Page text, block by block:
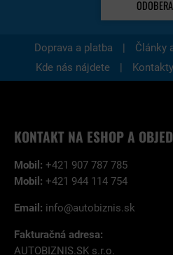
Doprava a platba | Články
Kde nás nájdete
| Kontakty
KONTAKT NA ESHOP A
Mobil: +421 907 787 785
Mobil: +421 944 114 754
Email: info@autobiznis.sk
Fakturačná adresa:
AUTOBIZNIS.SK s.r.o.